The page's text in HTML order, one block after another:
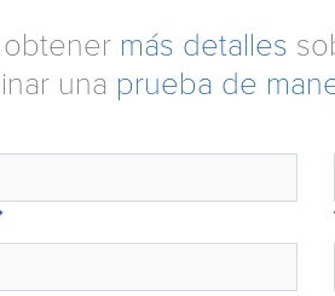
más detalles
una prueba de